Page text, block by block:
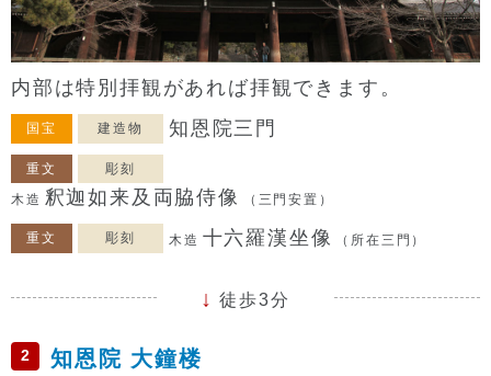
内部は特別拝観があれば拝観できます。
国宝 建造物 知恩院三門
重文
彫刻
木造 釈迦如来及両脇侍像 （三門安置）
重文 彫刻 木造 十六羅漢坐像 （所在三門）
徒歩3分
2 知恩院 大鐘楼